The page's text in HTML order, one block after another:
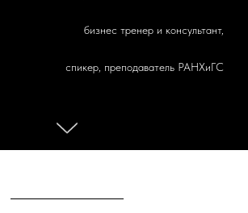
бизнес тренер и консультант,
спикер, преподаватель РАНХиГС